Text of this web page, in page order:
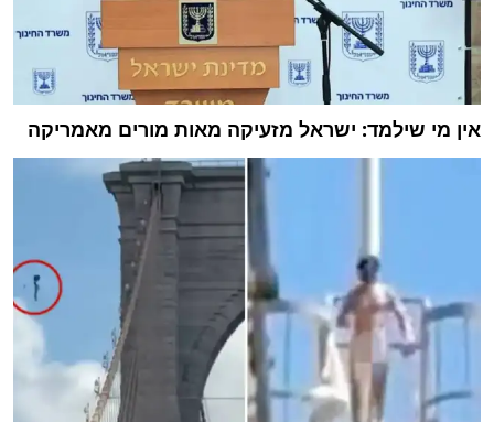
אין מי שילמד: ישראל מזעיקה מאות מורים מאמריקה